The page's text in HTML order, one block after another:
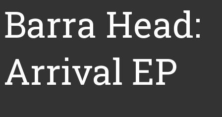
Barra Head:
Arrival EP